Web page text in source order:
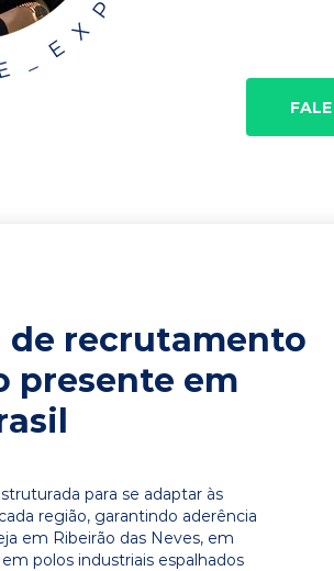
de recrutamento
presente em
para se adaptar às
região, garantindo aderência
em Ribeirão das Neves, em
polos industriais espalhados